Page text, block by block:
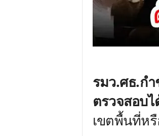
รมว.ศธ.ก
ตรวจสอบ
เขตพื้นที่ห